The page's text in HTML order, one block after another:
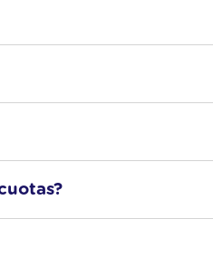
permite que la cabeza se hunda.
con estilo. Práctica y fácil de